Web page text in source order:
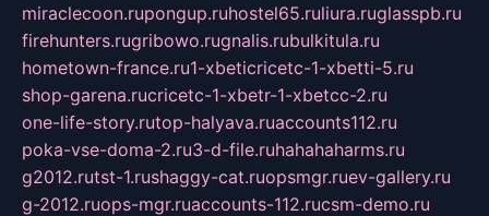
miraclecoon.rupongup.ruhostel65.ruliura.ruglasspb.ru
firehunters.rugribowo.rugnalis.rubulkitula.ru
hometown-france.ru1-xbeticricetc-1-xbetti-5.ru
shop-garena.rucricetc-1-xbetr-1-xbetcc-2.ru
one-life-story.rutop-halyava.ruaccounts112.ru
poka-vse-doma-2.ru3-d-file.ruhahahaharms.ru
g2012.rutst-1.rushaggy-cat.ruopsmgr.ruev-gallery.ru
g-2012.ruops-mgr.ruaccounts-112.rucsm-demo.ru